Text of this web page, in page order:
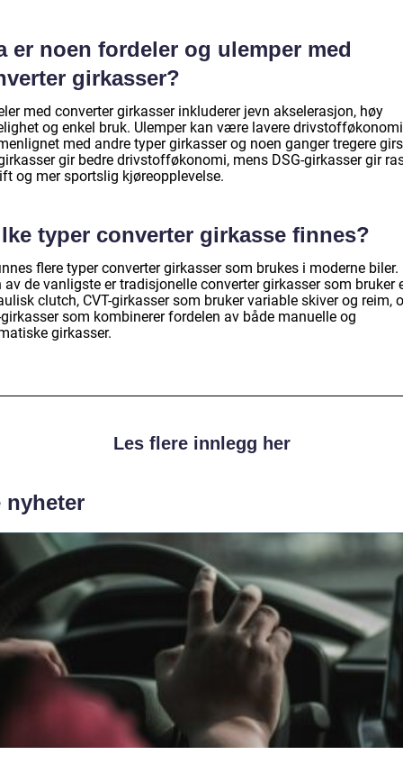
er noen fordeler og ulemper med
girkasser?
med converter girkasser inkluderer jevn akselerasjon, høy
og enkel bruk. Ulemper kan være lavere drivstofføkonomi
med andre typer girkasser og noen ganger tregere
gir bedre drivstofføkonomi, mens DSG-girkasser gir
og mer sportslig kjøreopplevelse.
typer converter girkasse finnes?
flere typer converter girkasser som brukes i moderne biler.
av de vanligste er tradisjonelle converter girkasser som bruker
clutch, CVT-girkasser som bruker variable skiver og reim,
girkasser som kombinerer fordelen av både manuelle og
girkasser.
Les flere innlegg her
nyheter